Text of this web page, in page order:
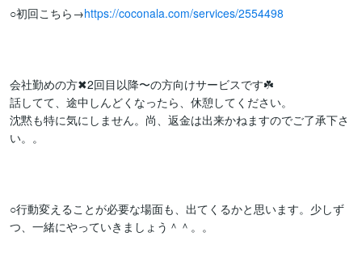
○初回こちら→https://coconala.com/services/2554498
会社勤めの方✖︎2回目以降〜の方向けサービスです☘️
話してて、途中しんどくなったら、休憩してください。
沈黙も特に気にしません。尚、返金は出来かねますのでご了承下さ
い。。
○行動変えることが必要な場面も、出てくるかと思います。少しず
つ、一緒にやっていきましょう＾＾。。